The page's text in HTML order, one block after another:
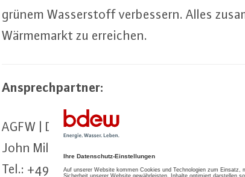
grünem Was­ser­stoff ver­bes­sern. Alles
Wär­me­markt zu erreichen.
An­sprech­part­ner:
AGFW | Der En­er­gie­ef­fi­zi­enz­ver­band für
John Miller
Tel.: +49 69 6304 352